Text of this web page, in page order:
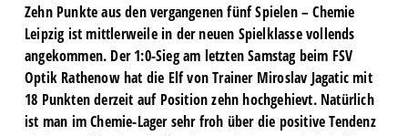
Zehn Punkte aus den vergangenen fünf Spielen – Chemie
Leipzig ist mittlerweile in der neuen Spielklasse vollends
angekommen. Der 1:0-Sieg am letzten Samstag beim FSV
Optik Rathenow hat die Elf von Trainer Miroslav Jagatic mit
18 Punkten derzeit auf Position zehn hochgehievt. Natürlich
ist man im Chemie-Lager sehr froh über die positive Tendenz